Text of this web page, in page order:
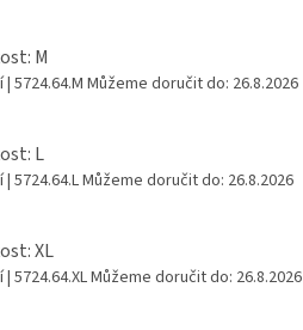
M
| 5724.64.M Můžeme doručit do: 26.8.2026
L
| 5724.64.LMůžeme doručit do: 26.8.2026
XL
| 5724.64.XLMůžeme doručit do: 26.8.2026